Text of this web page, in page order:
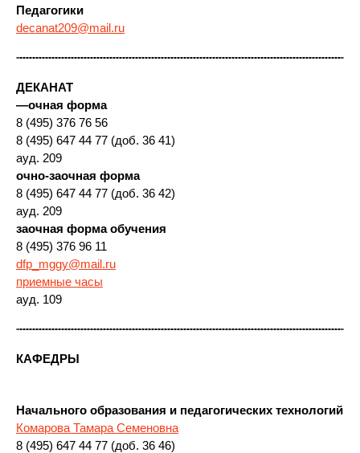
Педагогики
decanat209@mail.ru
ДЕКАНАТ
—очная форма
8 (495) 376 76 56
8 (495) 647 44 77 (доб. 36 41)
ауд. 209
очно-заочная форма
8 (495) 647 44 77 (доб. 36 42)
ауд. 209
заочная форма обучения
8 (495) 376 96 11
dfp_mggy@mail.ru
приемные часы
ауд. 109
КАФЕДРЫ
Начального образования и педагогических технологий
Комарова Тамара Семеновна
8 (495) 647 44 77 (доб. 36 46)